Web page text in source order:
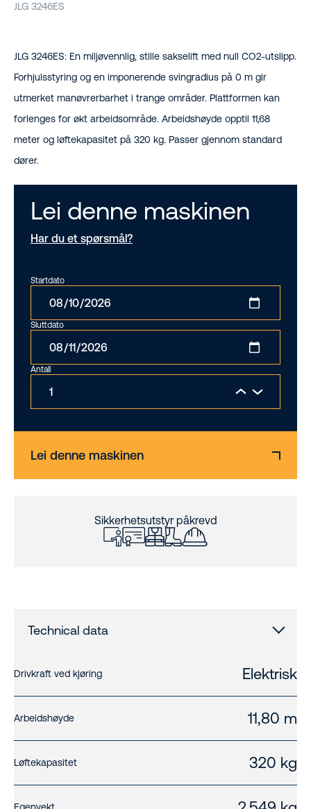
JLG 3246ES
JLG 3246ES: En miljøvennlig, stille sakselift med null CO2-utslipp.
Forhjulsstyring og en imponerende svingradius på 0 m gir
utmerket manøvrerbarhet i trange områder. Plattformen kan
forlenges for økt arbeidsområde. Arbeidshøyde opptil 11,68
meter og løftekapasitet på 320 kg. Passer gjennom standard
dører.
Lei denne maskinen
Har du et spørsmål?
Startdato
Sluttdato
Antall
Lei denne maskinen
Sikkerhetsutstyr påkrevd
Technical data
Drivkraft ved kjøring Elektrisk
Arbeidshøyde 11,80 m
Løftekapasitet 320 kg